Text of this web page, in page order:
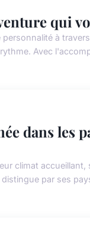
qui
à
Avec
dans les
climat
par ses